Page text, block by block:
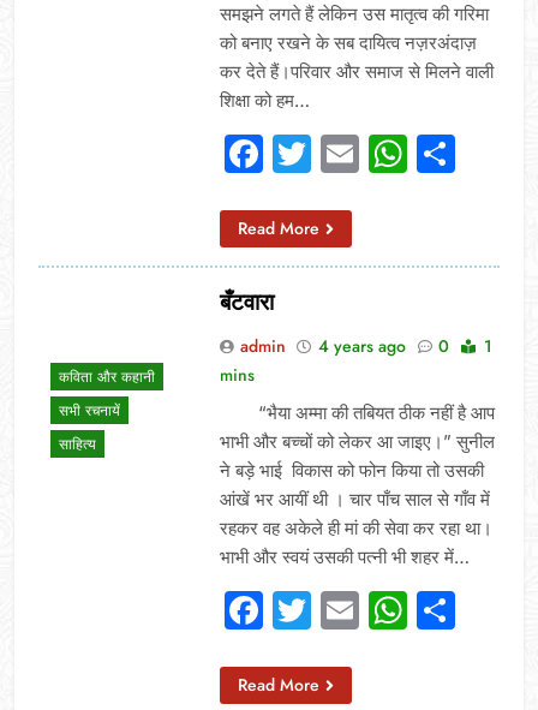
समझने लगते हैं लेकिन उस मातृत्व की गरिमा
को बनाए रखने के सब दायित्व नज़रअंदाज़
कर देते हैं।परिवार और समाज से मिलने वाली
शिक्षा को हम…
Facebook
Twitter
Email
Read More
कविता और कहानी
सभी रचनायें
साहित्य
बँटवारा
admin 4 years ago 0
1
mins
“भैया अम्मा की तबियत ठीक नहीं है आप
भाभी और बच्चों को लेकर आ जाइए।” सुनील
ने बड़े भाई विकास को फोन किया तो उसकी
आंखें भर आयीं थी । चार पाँच साल से गाँव में
रहकर वह अकेले ही मां की सेवा कर रहा था।
भाभी और स्वयं उसकी पत्नी भी शहर में…
Facebook
Twitter
Email
Read More